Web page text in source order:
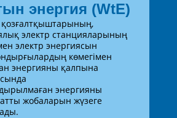
энергия (WtE)
қозғалтқыштарының,
электр станцияларының
электр энергиясын
көмегімен
энергияны қалпына
энергияны
жобаларын жүзеге